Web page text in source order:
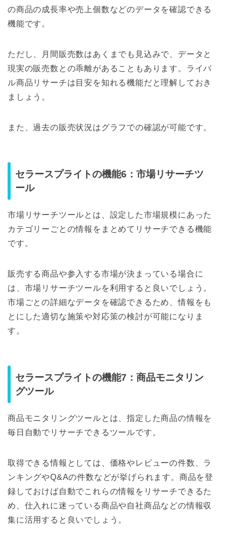
の商品の成長率や売上個数などのデータを確認できる
機能です。
ただし、月間販売数はあくまでも見込みで、データと
現実の販売数との乖離があることもあります。ライバ
ル商品リサーチは目安を知れる機能だと理解しておき
ましょう。
また、過去の販売状況はグラフでの確認が可能です。
セラースプライトの機能6：市場リサーチツ
ール
市場リサーチツールとは、設定した市場規模にあった
カテゴリーごとの情報をまとめてリサーチできる機能
です。
販売する商品や参入する市場が決まっている場合に
は、市場リサーチツールを利用すると良いでしょう。
市場ごとの詳細なデータを確認できるため、情報をも
とにした適切な施策や対応策の検討が可能になりま
す。
セラースプライトの機能7：商品モニタリン
グツール
商品モニタリングツールとは、指定した商品の情報を
毎日自動でリサーチできるツールです。
取得できる情報としては、価格やレビューの件数、ラ
ンキングやQ&Aの件数などが挙げられます。商品を登
録しておけば自動でこれらの情報をリサーチできるた
め、仕入れに迷っている商品や自社商品などの情報収
集に活用すると良いでしょう。